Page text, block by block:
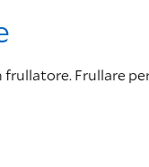
Frullare